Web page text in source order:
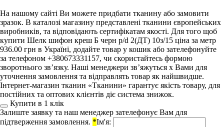
На нашому сайті Ви можете придбати тканину або замовити
зразок. В каталозі магазину представлені тканини європейських
виробників, та відповідають сертифікатам якості. Для того щоб
купити Шелк шифон креш Б черн p/d 2(ДТ) 10з/15 ціна за метр
936.00 грн в Україні, додайте товар у кошик або зателефонуйте
за телефоном +380673331157, чи скористайтесь формою
зворотнього зв’язку. Наші менеджери зв’яжуться х Вами для
уточнення замовлення та відправлять товар як найшвидше.
Інтернет-магазин тканин «Тканини» гарантує якість товару, для
постійних та оптових клієнтів діє система знижок.
Купити в 1 клiк
Залиште заявку та наш менеджер зателефонує Вам для
підтверження замовлення. *Ім'я: